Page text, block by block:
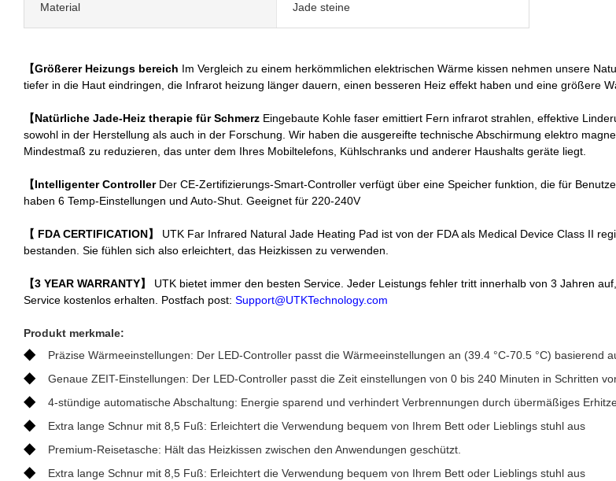
Material Jade steine
【Größerer Heizungs bereich Im Vergleich zu einem herkömmlichen elektrischen Wärme kissen nehmen unsere
tiefer in die Haut eindringen, die Infrarot heizung länger dauern, einen besseren Heiz effekt haben und eine größere
【Natürliche Jade-Heiz therapie für Schmerz Eingebaute Kohle faser emittiert Fern infrarot strahlen, effektive
sowohl in der Herstellung als auch in der Forschung. Wir haben die ausgereifte technische Abschirmung elektro
Mindestmaß zu reduzieren, das unter dem Ihres Mobiltelefons, Kühlschranks und anderer Haushalts geräte liegt.
【Intelligenter Controller Der CE-Zertifizierungs-Smart-Controller verfügt über eine Speicher funktion, die für
haben 6 Temp-Einstellungen und Auto-Shut. Geeignet für 220-240V
【 FDA CERTIFICATION】 UTK Far Infrared Natural Jade Heating Pad ist von der FDA als Medical Device Class II
bestanden. Sie fühlen sich also erleichtert, das Heizkissen zu verwenden.
【3 YEAR WARRANTY】 UTK bietet immer den besten Service. Jeder Leistungs fehler tritt innerhalb von 3 Jahren
Service kostenlos erhalten. Postfach post: Support@UTKTechnology.com
Produkt merkmale:
◆ Präzise Wärmeeinstellungen: Der LED-Controller passt die Wärmeeinstellungen an (39.4 °C-70.5 °C) basierend
◆ Genaue ZEIT-Einstellungen: Der LED-Controller passt die Zeit einstellungen von 0 bis 240 Minuten in Schritten
◆ 4-stündige automatische Abschaltung: Energie sparend und verhindert Verbrennungen durch übermäßiges
◆ Extra lange Schnur mit 8,5 Fuß: Erleichtert die Verwendung bequem von Ihrem Bett oder Lieblings stuhl aus
◆ Premium-Reisetasche: Hält das Heizkissen zwischen den Anwendungen geschützt.
◆ Extra lange Schnur mit 8,5 Fuß: Erleichtert die Verwendung bequem von Ihrem Bett oder Lieblings stuhl aus